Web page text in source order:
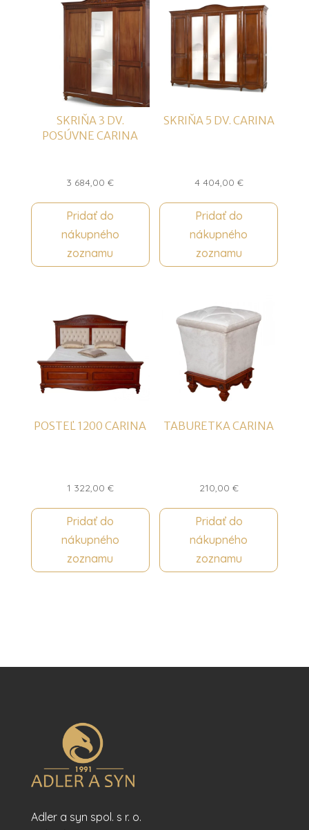
SKRIŇA 3 DV.
POSÚVNE CARINA
3 684,00€
Pridať do
nákupného
zoznamu
SKRIŇA 5 DV. CARINA
4 404,00 €
Pridať do
nákupného
zoznamu
POSTEĽ 1200 CARINA
1 322,00 €
Pridať do
nákupného
zoznamu
TABURETKA CARINA
210,00 €
Pridať do
nákupného
zoznamu
Adler a syn spol. s r. o.